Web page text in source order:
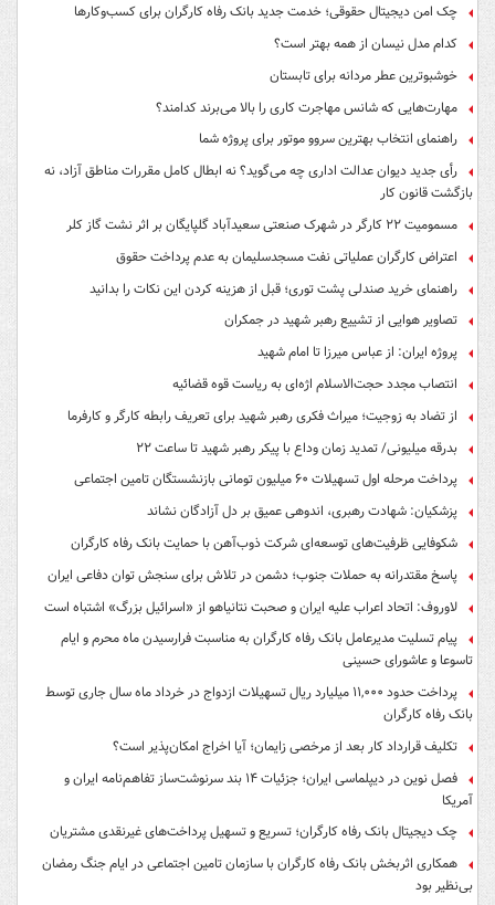
چک امن دیجیتال حقوقی؛ خدمت جدید بانک رفاه کارگران برای کسب‌وکارها
کدام مدل نیسان از همه بهتر است؟
خوشبوترین عطر مردانه برای تابستان
مهارت‌هایی که شانس مهاجرت کاری را بالا می‌برند کدامند؟
راهنمای انتخاب بهترین سروو موتور برای پروژه شما
رأی جدید دیوان عدالت اداری چه می‌گوید؟ نه ابطال کامل مقررات مناطق آزاد، نه
بازگشت قانون کار
مسمومیت ۲۲ کارگر در شهرک صنعتی سعیدآباد گلپایگان بر اثر نشت گاز کلر
اعتراض کارگران عملیاتی نفت مسجدسلیمان به عدم پرداخت حقوق
راهنمای خرید صندلی پشت توری؛ قبل از هزینه کردن این نکات را بدانید
تصاویر هوایی از تشییع رهبر شهید در جمکران
پروژه ایران: از عباس میرزا تا امام شهید
انتصاب مجدد حجت‌الاسلام اژه‌ای به ریاست قوه‌ قضائیه
از تضاد به زوجیت؛ میراث فکری رهبر شهید برای تعریف رابطه کارگر و کارفرما
بدرقه میلیونی/ تمدید زمان وداع با پیکر رهبر شهید تا ساعت ۲۲
پرداخت مرحله اول تسهیلات ۶۰ میلیون تومانی بازنشستگان تامین اجتماعی
پزشکیان: شهادت رهبری، اندوهی عمیق بر دل آزادگان نشاند
شکوفایی ظرفیت‌های توسعه‌ای شرکت ذوب‌آهن با حمایت‌ بانک رفاه کارگران
پاسخ مقتدرانه به حملات جنوب؛ دشمن در تلاش برای سنجش توان دفاعی ایران
لاوروف: اتحاد اعراب علیه ایران و صحبت نتانیاهو از «اسرائیل بزرگ» اشتباه است
پیام تسلیت مدیرعامل بانک رفاه کارگران به مناسبت فرارسیدن ماه محرم و ایام
تاسوعا و عاشورای حسینی
پرداخت حدود ۱۱,۰۰۰ میلیارد ریال تسهیلات ازدواج در خرداد ماه سال جاری توسط
بانک رفاه کارگران
تکلیف قرارداد کار بعد از مرخصی زایمان؛ آیا اخراج امکان‌پذیر است؟
فصل نوین در دیپلماسی ایران؛ جزئیات ۱۴ بند سرنوشت‌ساز تفاهم‌نامه ایران و
آمریکا
چک دیجیتال بانک رفاه کارگران؛ تسریع و تسهیل پرداخت‌های غیرنقدی مشتریان
همکاری اثربخش بانک رفاه کارگران با سازمان تامین اجتماعی در ایام جنگ رمضان
بی‌نظیر بود